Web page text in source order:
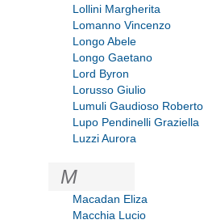
Lollini Margherita
Lomanno Vincenzo
Longo Abele
Longo Gaetano
Lord Byron
Lorusso Giulio
Lumuli Gaudioso Roberto
Lupo Pendinelli Graziella
Luzzi Aurora
M
Macadan Eliza
Macchia Lucio